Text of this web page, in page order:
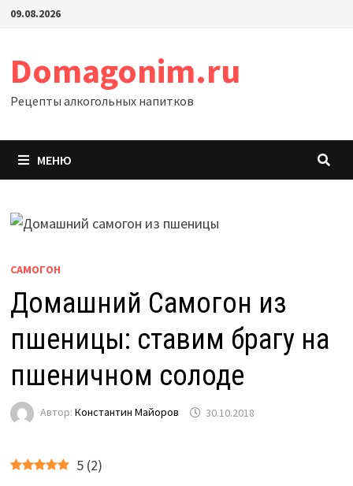
Перейти
09.08.2026
Domagonim.ru
Рецепты алкогольных напитков
МЕНЮ
САМОГОН
Домашний Самогон из
пшеницы: ставим брагу на
пшеничном солоде
Автор: Константин Майоров 30.10.2018
5 (2)